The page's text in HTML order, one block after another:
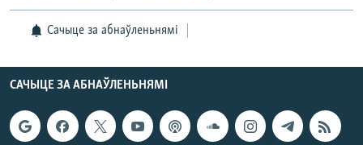
Сачыце за абнаўленьнямі
САЧЫЦЕ ЗА АБНАЎЛЕНЬНЯМІ